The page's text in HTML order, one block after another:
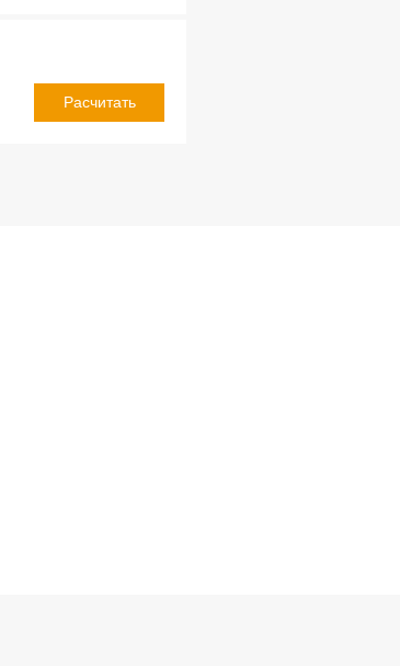
Расчитать